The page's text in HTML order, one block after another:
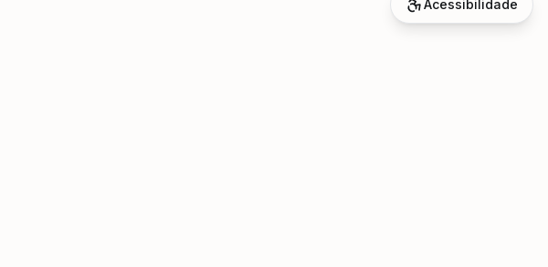
Acessibilidade